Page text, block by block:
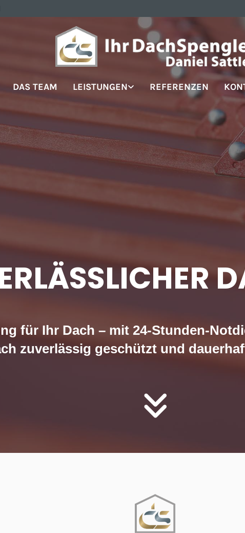
DAS TEAM LEISTUNGEN REFERENZEN
für Ihr Dach – mit 24-Stunden-
zuverlässig geschützt und
